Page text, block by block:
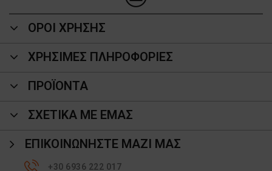
ΟΡΟΙ ΧΡΗΣΗΣ
ΧΡΗΣΙΜΕΣ ΠΛΗΡΟΦΟΡΙΕΣ
ΠΡΟΪΌΝΤΑ
ΣΧΕΤΙΚΑ ΜΕ ΕΜΑΣ
ΕΠΙΚΟΙΝΩΝΉΣΤΕ ΜΑΖΊ ΜΑΣ
+30 6936 222 017